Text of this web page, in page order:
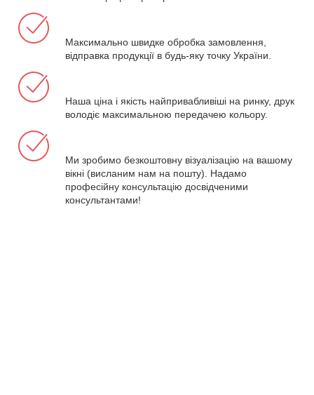
Максимально швидке обробка замовлення,
відправка продукції в будь-яку точку України.
Наша ціна і якість найпривабливіші на ринку, друк
володіє максимальною передачею кольору.
Ми зробимо безкоштовну візуалізацію на вашому
вікні (висланим нам на пошту). Надамо
професійну консультацію досвідченими
консультантами!